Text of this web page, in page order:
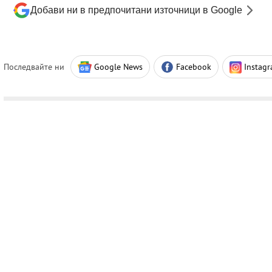
Добави ни в предпочитани източници в Google
Последвайте ни Google News Facebook